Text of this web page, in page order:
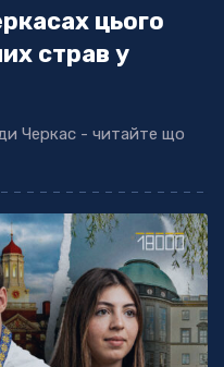
цього
страв у
Черкас - читайте що